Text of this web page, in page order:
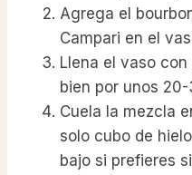
Agrega el
Campari en el
Llena el vaso
bien por unos
Cuela la mezcla
solo cubo de
bajo si prefieres